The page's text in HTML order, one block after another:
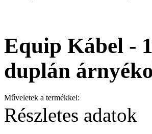
Equip Kábel -
duplán
Műveletek a termékkel:
Részletes adatok